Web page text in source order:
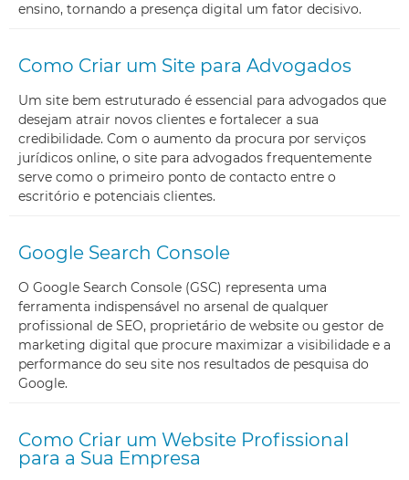
ensino, tornando a presença digital um fator decisivo.
Como Criar um Site para Advogados
Um site bem estruturado é essencial para advogados que
desejam atrair novos clientes e fortalecer a sua
credibilidade. Com o aumento da procura por serviços
jurídicos online, o site para advogados frequentemente
serve como o primeiro ponto de contacto entre o
escritório e potenciais clientes.
Google Search Console
O Google Search Console (GSC) representa uma
ferramenta indispensável no arsenal de qualquer
profissional de SEO, proprietário de website ou gestor de
marketing digital que procure maximizar a visibilidade e a
performance do seu site nos resultados de pesquisa do
Google.
Como Criar um Website Profissional
para a Sua Empresa